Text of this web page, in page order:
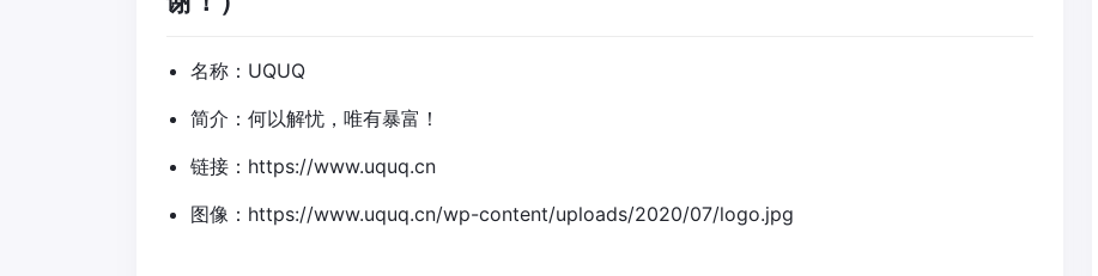
名称：UQUQ
简介：何以解忧，唯有暴富！
链接：https://www.uquq.cn
图像：https://www.uquq.cn/wp-content/uploads/2020/07/logo.jpg